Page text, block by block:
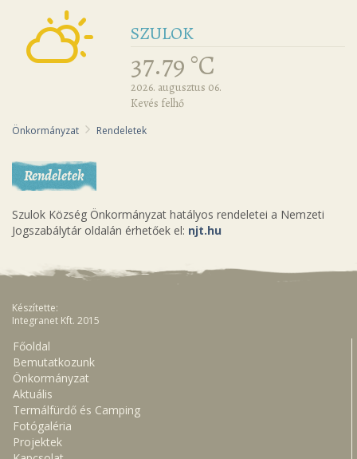
SZULOK
37.79 °C
2026. augusztus 06.
Kevés felhő
Önkormányzat Rendeletek
Rendeletek
Szulok Község Önkormányzat hatályos rendeletei a Nemzeti
Jogszabálytár oldalán érhetőek el: njt.hu
Készítette:
Integranet Kft. 2015
Főoldal
Bemutatkozunk
Önkormányzat
Aktuális
Termálfürdő és Camping
Fotógaléria
Projektek